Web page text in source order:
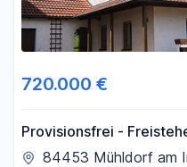
720.000 €
Provisionsfrei -
großem Garten nahe
84453 Mühldorf am